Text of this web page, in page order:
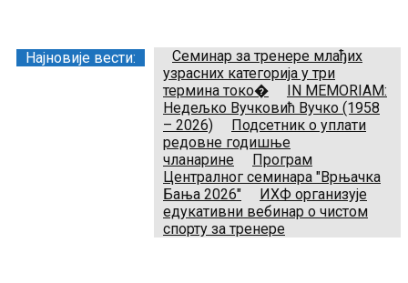
Најновије вести:
Семинар за тренере млађих
узрасних категорија у три
термина токо�
IN MEMORIAM:
Недељко Вучковић Вучко (1958
– 2026)
Подсетник о уплати
редовне годишње
чланарине
Програм
Централног семинара "Врњачка
Бања 2026"
ИХФ организује
едукативни вебинар о чистом
спорту за тренере